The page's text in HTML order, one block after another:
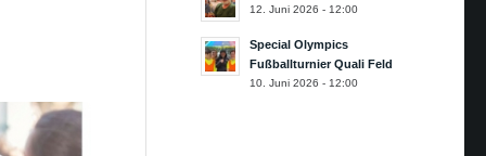
12. Juni 2026 - 12:00
Special Olympics
Fußballturnier Quali Feld
10. Juni 2026 - 12:00